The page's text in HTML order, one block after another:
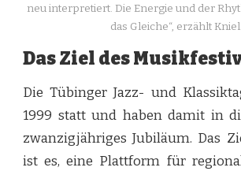
neu interpretiert. Die Energie und der
das Gleiche“, erzählt Kniel.
Das Ziel des
Die Tübinger Jazz- und
1999 statt und haben damit in
zwanzigjähriges Jubiläum. Das
ist es, eine Plattform für